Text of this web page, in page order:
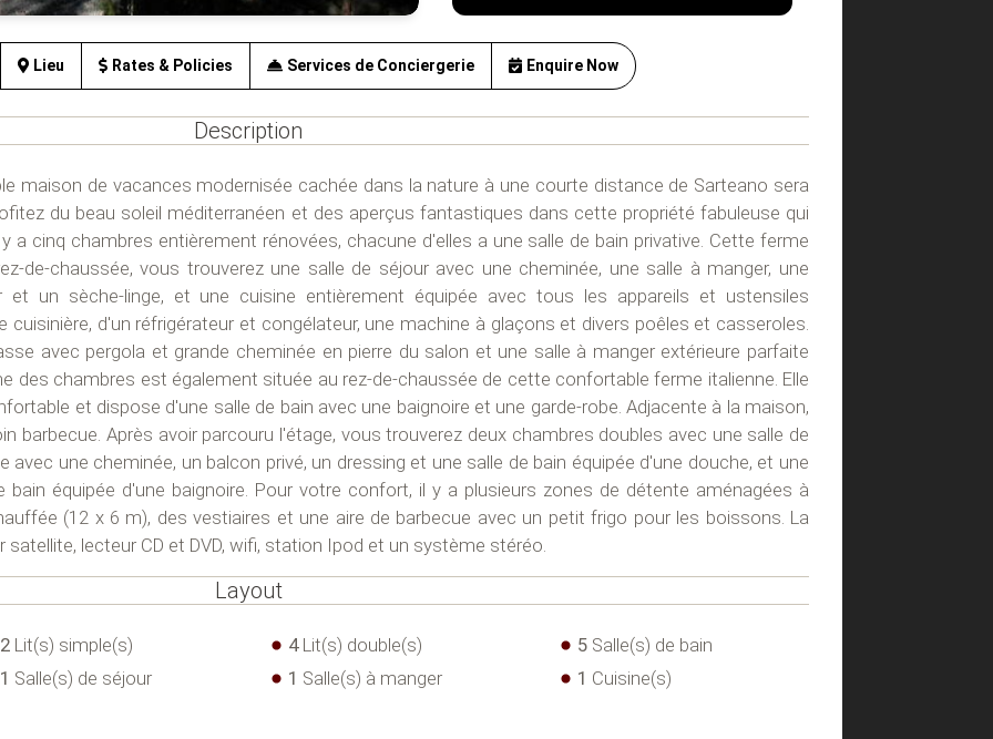
Lieu Rates & Policies Services de Conciergerie Enquire Now
Description
maison de vacances modernisée cachée dans la nature à une courte distance de Sarteano sera
du beau soleil méditerranéen et des aperçus fantastiques dans cette propriété fabuleuse qui
a cinq chambres entièrement rénovées, chacune d'elles a une salle de bain privative. Cette ferme
de-chaussée, vous trouverez une salle de séjour avec une cheminée, une salle à manger, une
et un sèche-linge, et une cuisine entièrement équipée avec tous les appareils et ustensiles
cuisinière, d'un réfrigérateur et congélateur, une machine à glaçons et divers poêles et casseroles.
avec pergola et grande cheminée en pierre du salon et une salle à manger extérieure parfaite
des chambres est également située au rez-de-chaussée de cette confortable ferme italienne. Elle
et dispose d'une salle de bain avec une baignoire et une garde-robe. Adjacente à la maison,
barbecue. Après avoir parcouru l'étage, vous trouverez deux chambres doubles avec une salle de
avec une cheminée, un balcon privé, un dressing et une salle de bain équipée d'une douche, et une
bain équipée d'une baignoire. Pour votre confort, il y a plusieurs zones de détente aménagées à
(12 x 6 m), des vestiaires et une aire de barbecue avec un petit frigo pour les boissons. La
lecteur CD et DVD, wifi, station Ipod et un système stéréo.
Layout
2Lit(s) simple(s) 4Lit(s) double(s) 5Salle(s) de bain
1 Salle(s) de séjour 1 Salle(s) à manger 1 Cuisine(s)